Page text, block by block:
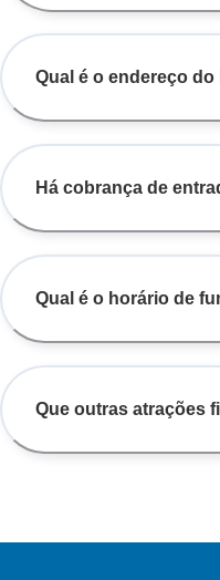
Qual é o endereço do
Há cobrança de
Qual é o horário de
Que outras atrações